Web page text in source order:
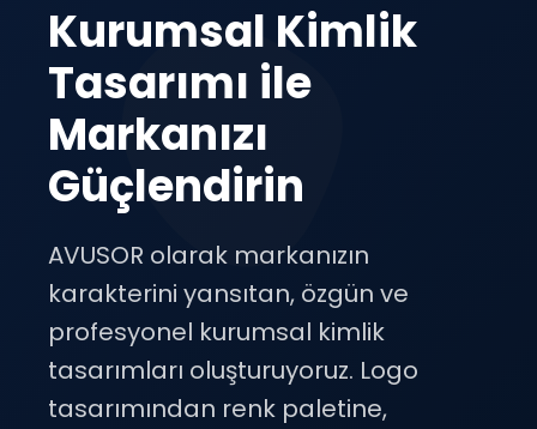
Kurumsal Kimlik
Tasarımı ile
Markanızı
Güçlendirin
AVUSOR olarak markanızın
karakterini yansıtan, özgün ve
profesyonel kurumsal kimlik
tasarımları oluşturuyoruz. Logo
tasarımından renk paletine,